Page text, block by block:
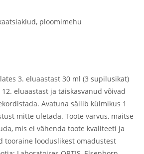
ploomimehu
3. eluaastast 30 ml (3 supilusikat)
eluaastast ja täiskasvanud võivad
Avatuna säilib külmikus 1
mitte ületada. Toote värvus, maitse
mis ei vähenda toote kvaliteeti ja
tooraine looduslikest omadustest